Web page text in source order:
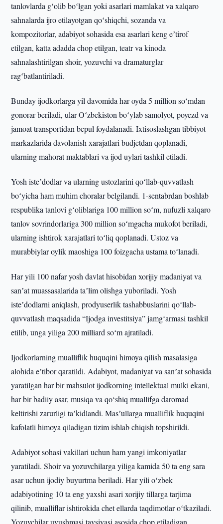
tanlovlarda gʻolib boʻlgan yoki asarlari mamlakat va xalqaro
sahnalarda ijro etilayotgan qoʻshiqchi, sozanda va
kompozitorlar, adabiyot sohasida esa asarlari keng eʼtirof
etilgan, katta adadda chop etilgan, teatr va kinoda
sahnalashtirilgan shoir, yozuvchi va dramaturglar
ragʻbatlantiriladi.
Bunday ijodkorlarga yil davomida har oyda 5 million soʻmdan
gonorar beriladi, ular Oʻzbekiston boʻylab samolyot, poyezd va
jamoat transportidan bepul foydalanadi. Ixtisoslashgan tibbiyot
markazlarida davolanish xarajatlari budjetdan qoplanadi,
ularning mahorat maktablari va ijod uylari tashkil etiladi.
Yosh isteʼdodlar va ularning ustozlarini qoʻllab-quvvatlash
boʻyicha ham muhim choralar belgilandi. 1-sentabrdan boshlab
respublika tanlovi gʻoliblariga 100 million soʻm, nufuzli xalqaro
tanlov sovrindorlariga 300 million soʻmgacha mukofot beriladi,
ularning ishtirok xarajatlari toʻliq qoplanadi. Ustoz va
murabbiylar oylik maoshiga 100 foizgacha ustama toʻlanadi.
Har yili 100 nafar yosh davlat hisobidan xorijiy madaniyat va
sanʼat muassasalarida taʼlim olishga yuboriladi. Yosh
isteʼdodlarni aniqlash, prodyuserlik tashabbuslarini qoʻllab-
quvvatlash maqsadida “Ijodga investitsiya” jamgʻarmasi tashkil
etilib, unga yiliga 200 milliard soʻm ajratiladi.
Ijodkorlarning mualliflik huquqini himoya qilish masalasiga
alohida eʼtibor qaratildi. Adabiyot, madaniyat va sanʼat sohasida
yaratilgan har bir mahsulot ijodkorning intellektual mulki ekani,
har bir badiiy asar, musiqa va qoʻshiq muallifga daromad
keltirishi zarurligi taʼkidlandi. Masʼullarga mualliflik huquqini
kafolatli himoya qiladigan tizim ishlab chiqish topshirildi.
Adabiyot sohasi vakillari uchun ham yangi imkoniyatlar
yaratiladi. Shoir va yozuvchilarga yiliga kamida 50 ta eng sara
asar uchun ijodiy buyurtma beriladi. Har yili oʻzbek
adabiyotining 10 ta eng yaxshi asari xorijiy tillarga tarjima
qilinib, mualliflar ishtirokida chet ellarda taqdimotlar oʻtkaziladi.
Yozuvchilar uyushmasi tavsiyasi asosida chop etiladigan